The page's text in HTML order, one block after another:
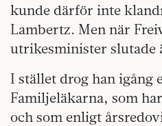
kunde därför inte
Lambertz. Men när
utrikesminister slutade
I stället drog han igång
Familjeläkarna, som
och som enligt